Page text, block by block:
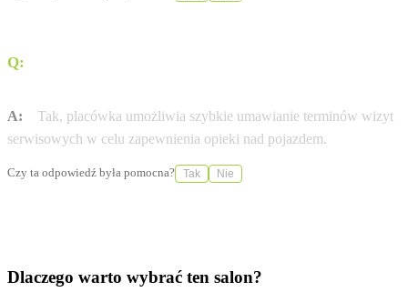
Q:
A:
Tak, placówka umożliwia szybkie umawianie terminów wizyt
serwisowych w celu zapewnienia opieki nad pojazdem.
Czy ta odpowiedź była pomocna? Tak Nie
Dlaczego warto wybrać ten salon?